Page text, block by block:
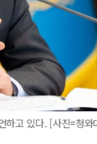
하고 있다. [사진=청와